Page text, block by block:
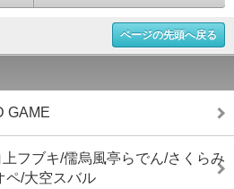
ページの先頭へ戻る
GAME
フブキ/儒烏風亭らでん/さくらみ
ペ/大空スバル